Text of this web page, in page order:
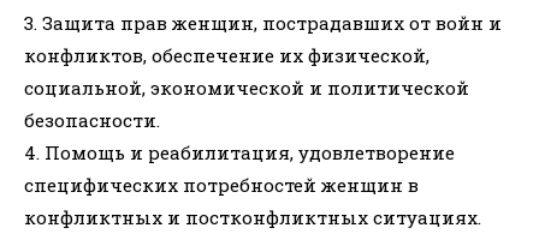
3. Защита прав женщин, пострадавших от войн и
конфликтов, обеспечение их физической,
социальной, экономической и политической
безопасности.
4. Помощь и реабилитация, удовлетворение
специфических потребностей женщин в
конфликтных и постконфликтных ситуациях.